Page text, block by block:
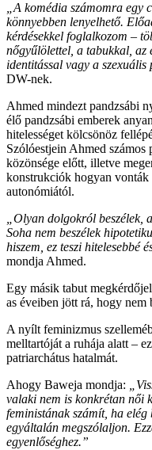
„A komédia számomra egy
könnyebben lenyelhető.
kérdésekkel foglalkozom –
nőgyűlölettel, a tabukkal, az
identitással vagy a szexuális
DW-nek.
Ahmed mindezt pandzsábi
élő pandzsábi emberek
hitelességet kölcsönöz
Szólóestjein Ahmed számos
közönsége előtt, illetve
konstrukciók hogyan
autonómiától.
„Olyan dolgokról beszélek,
Soha nem beszélek
hiszem, ez teszi hitelesebbé
mondja Ahmed.
Egy másik tabut
as éveiben jött rá, hogy nem
A nyílt feminizmus
melltartóját a ruhája alatt –
patriarchátus hatalmát.
Ahogy Baweja mondja:
valaki nem is konkrétan női
feministának számít, ha
egyáltalán megszólaljon.
egyenlőséghez.”